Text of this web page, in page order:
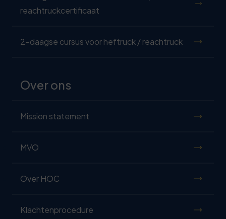
reachtruckcertificaat
2-daagse cursus voor heftruck / reachtruck
Over ons
Mission statement
MVO
Over HOC
Klachtenprocedure